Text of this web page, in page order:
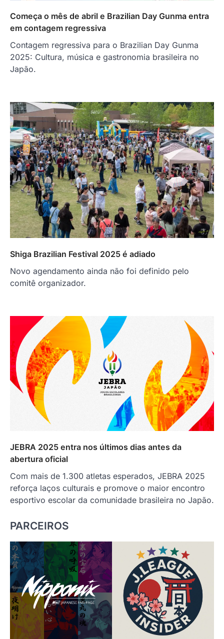
Começa o mês de abril e Brazilian Day Gunma entra
em contagem regressiva
Contagem regressiva para o Brazilian Day Gunma
2025: Cultura, música e gastronomia brasileira no
Japão.
Shiga Brazilian Festival 2025 é adiado
Novo agendamento ainda não foi definido pelo
comitê organizador.
JEBRA 2025 entra nos últimos dias antes da
abertura oficial
Com mais de 1.300 atletas esperados, JEBRA 2025
reforça laços culturais e promove o maior encontro
esportivo escolar da comunidade brasileira no Japão.
PARCEIROS